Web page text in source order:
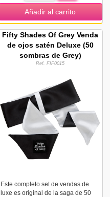
Añadir al carrito
Fifty Shades Of Grey Venda
de ojos satén Deluxe (50
sombras de Grey)
Ref. FIF0015
Este completo set de vendas de
luxe es original de la saga de 50